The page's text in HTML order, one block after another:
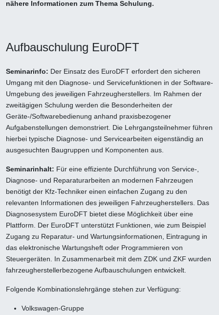
nähere Informationen zum Thema Schulung.
Aufbauschulung EuroDFT
Seminarinfo: Der Einsatz des EuroDFT erfordert den sicheren
Umgang mit den Diagnose- und Servicefunktionen in der Software-
Umgebung des jeweiligen Fahrzeugherstellers. Im Rahmen der
zweitägigen Schulung werden die Besonderheiten der
Geräte-/Softwarebedienung anhand praxisbezogener
Aufgabenstellungen demonstriert. Die Lehrgangsteilnehmer führen
hierbei typische Diagnose- und Servicearbeiten eigenständig an
ausgesuchten Baugruppen und Komponenten aus.
Seminarinhalt: Für eine effiziente Durchführung von Service-,
Diagnose- und Reparaturarbeiten an modernen Fahrzeugen
benötigt der Kfz-Techniker einen einfachen Zugang zu den
relevanten Informationen des jeweiligen Fahrzeugherstellers. Das
Diagnosesystem EuroDFT bietet diese Möglichkeit über eine
Plattform. Der EuroDFT unterstützt Funktionen, wie zum Beispiel
Zugang zu Reparatur- und Wartungsinformationen, Eintragung in
das elektronische Wartungsheft oder Programmieren von
Steuergeräten. In Zusammenarbeit mit dem ZDK und ZKF wurden
fahrzeugherstellerbezogene Aufbauschulungen entwickelt.
Folgende Kombinationslehrgänge stehen zur Verfügung:
Volkswagen-Gruppe